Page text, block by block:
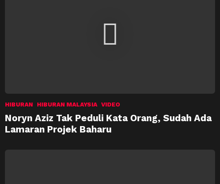
HIBURAN HIBURAN MALAYSIA VIDEO
Noryn Aziz Tak Peduli Kata Orang, Sudah Ada
Lamaran Projek Baharu